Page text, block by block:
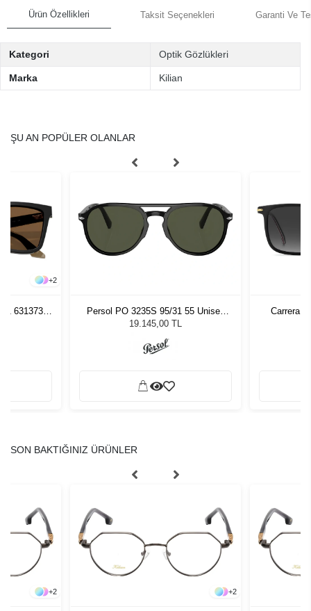
Ürün Özellikleri Taksit Seçenekleri Garanti Ve
Kategori Optik Gözlükleri
Marka Kilian
ŞU AN POPÜLER OLANLAR
+2
631373
Persol PO 3235S 95/31 55 Unisex
Güneş Gözlüğü
19.145,00 TL
Carrera
SON BAKTIĞINIZ ÜRÜNLER
+2 +2